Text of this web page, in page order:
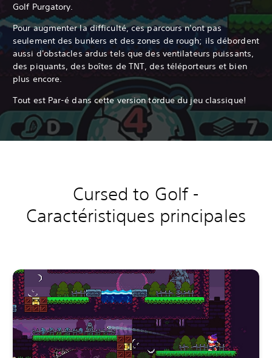
Golf Purgatory.
Pour augmenter la difficulté, ces parcours n'ont pas
seulement des bunkers et des zones de rough; ils débordent
aussi d'obstacles ardus tels que des ventilateurs puissants,
des piquants, des boîtes de TNT, des téléporteurs et bien
plus encore.
Tout est Par-é dans cette version tordue du jeu classique!
Cursed to Golf -
Caractéristiques principales